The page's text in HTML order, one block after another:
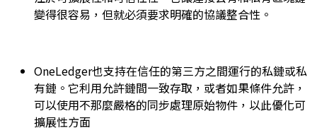
變得很容易，但就必須要求明確的協議整合性。
OneLedger也支持在信任的第三方之間運行的私鏈或私
有鏈。它利用允許鏈間一致存取，或者如果條件允許，
可以使用不那麼嚴格的同步處理原始物件，以此優化可
擴展性方面